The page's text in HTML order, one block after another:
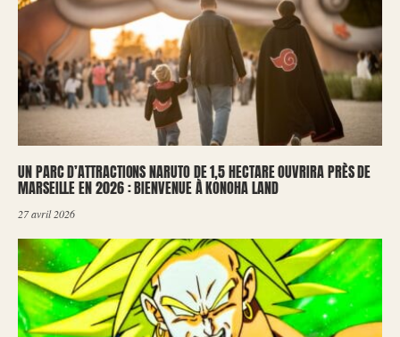
UN PARC D’ATTRACTIONS NARUTO DE 1,5 HECTARE OUVRIRA PRÈS DE
MARSEILLE EN 2026 : BIENVENUE À KONOHA LAND
27 avril 2026